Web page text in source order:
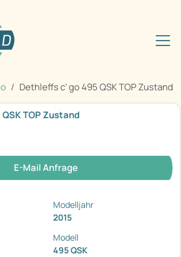
Dethleffs c' go 495 QSK TOP Zustand
TOP Zustand
E-Mail Anfrage
Modelljahr
2015
Modell
495 QSK